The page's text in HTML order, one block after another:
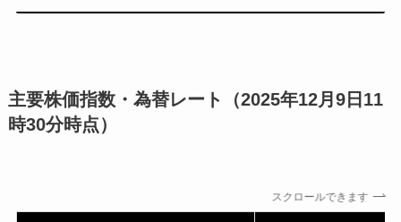
主要株価指数・為替レート（2025年12月9日11
時30分時点）
スクロールできます